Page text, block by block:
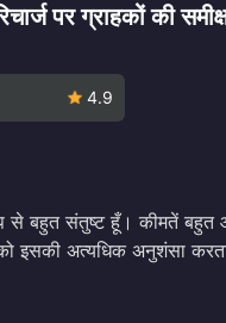
पर ग्राहकों की
4.9
बहुत संतुष्ट हूँ। कीमतें बहुत
इसकी अत्यधिक अनुशंसा करता